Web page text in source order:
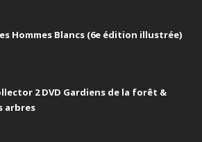
Hommes Blancs (6e édition illustrée)
2 DVD Gardiens de la forêt &
arbres